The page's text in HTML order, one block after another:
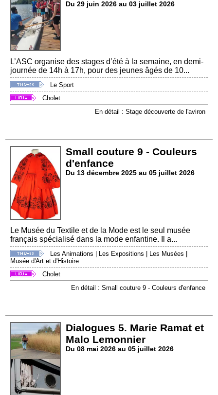
Du 29 juin 2026 au 03 juillet 2026
L’ASC organise des stages d’été à la semaine, en demi-
journée de 14h à 17h, pour des jeunes âgés de 10...
Le Sport
Cholet
En détail : Stage découverte de l'aviron
Small couture 9 - Couleurs
d'enfance
Du 13 décembre 2025 au 05 juillet 2026
Le Musée du Textile et de la Mode est le seul musée
français spécialisé dans la mode enfantine. Il a...
Les Animations | Les Expositions | Les Musées |
Musée d'Art et d'Histoire
Cholet
En détail : Small couture 9 - Couleurs d'enfance
Dialogues 5. Marie Ramat et
Malo Lemonnier
Du 08 mai 2026 au 05 juillet 2026